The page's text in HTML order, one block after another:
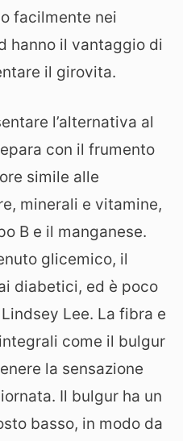
facilmente nei
hanno il vantaggio di
il girovita.
l’alternativa al
con il frumento
simile alle
minerali e vitamine,
B e il manganese.
glicemico, il
diabetici, ed è poco
Lee. La fibra e
come il bulgur
la sensazione
Il bulgur ha un
basso, in modo da